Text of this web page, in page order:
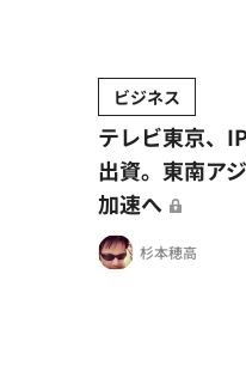
ビジネス
テレビ東京、
出資。東南ア
加速へ
杉本穂高